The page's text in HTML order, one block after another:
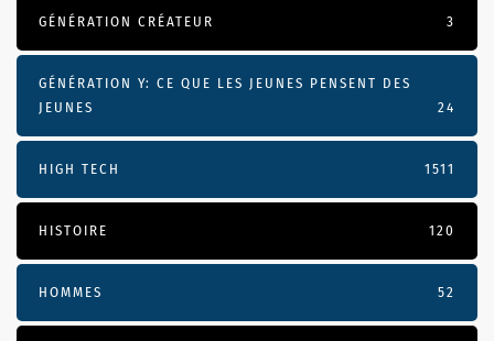
GÉNÉRATION CRÉATEUR 3
GÉNÉRATION Y: CE QUE LES JEUNES PENSENT DES
JEUNES
24
HIGH TECH 1511
HISTOIRE 120
HOMMES 52